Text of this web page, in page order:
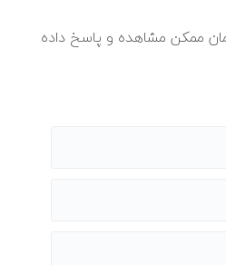
ممکن مشاهده و پاسخ داده